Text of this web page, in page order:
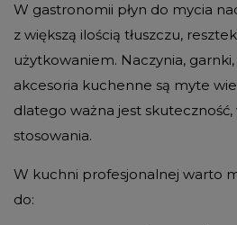
W gastronomii płyn do mycia
z większą ilością tłuszczu,
użytkowaniem. Naczynia,
akcesoria kuchenne są myte
dlatego ważna jest skuteczność,
stosowania.
W kuchni profesjonalnej warto
do: